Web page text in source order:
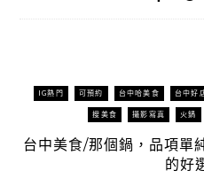
IG熱門 可預約 台中哈美食 台中好
搜美食 攝影寫真 火鍋
台中美食/那個鍋，品項單
的好